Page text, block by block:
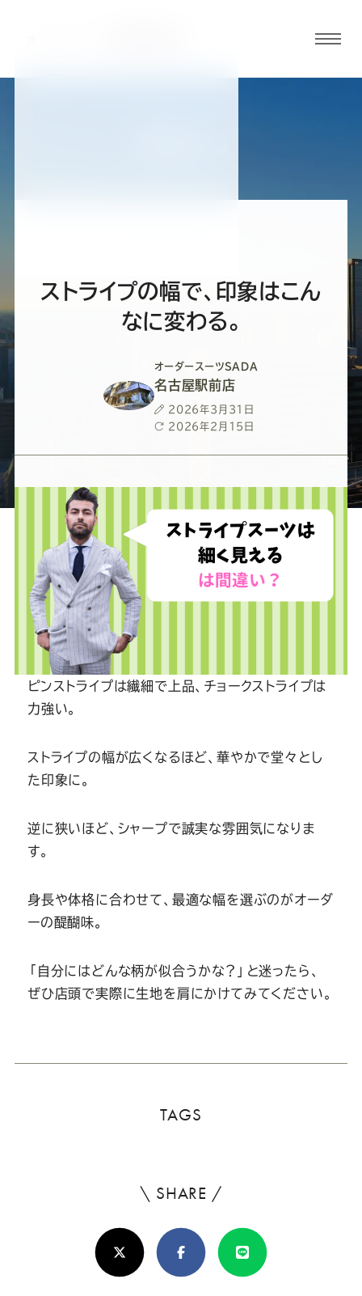
ー
ツ
SADA
の
公
式
ダ
ス
ー
SADA
の
公
式
ー
ダ
ー
ス
ー
ツ
SADA
の
式
ダ
ー
ス
ー
ツ
SADA
の
式
ー
ダ
ー
ス
ー
ツ
SADA
の
式
ストライプの幅で、印象はこん
なに変わる。
オーダースーツSADA
名古屋駅前店
投
稿
2026年3月31日
最
2026年2月15日
ピンストライプは繊細で上品、チョークストライプは
力強い。
ストライプの幅が広くなるほど、華やかで堂々とし
た印象に。
逆に狭いほど、シャープで誠実な雰囲気になりま
す。
身長や体格に合わせて、最適な幅を選ぶのがオーダ
ーの醍醐味。
「自分にはどんな柄が似合うかな？」と迷ったら、
ぜひ店頭で実際に生地を肩にかけてみてください。
TAGS
\ SHARE /
ろ
し
け
X(Twitter)FacebookLine